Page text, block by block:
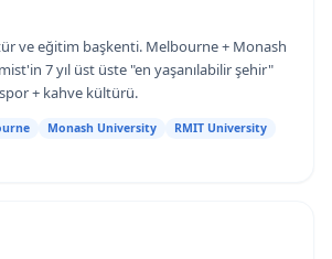
ve eğitim başkenti. Melbourne + Monash
7 yıl üst üste "en yaşanılabilir şehir"
+ kahve kültürü.
Monash University
RMIT University